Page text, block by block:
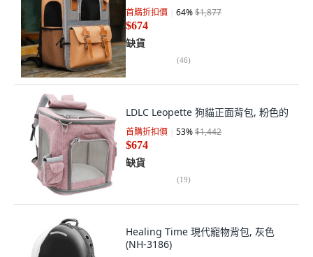
首購折扣價 64%$1,877
$674
缺貨
(46)
LDLC Leopette 狗貓正面背包, 粉色的
首購折扣價 53%$1,442
$674
缺貨
(19)
Healing Time 現代寵物背包, 灰色
(NH-3186)